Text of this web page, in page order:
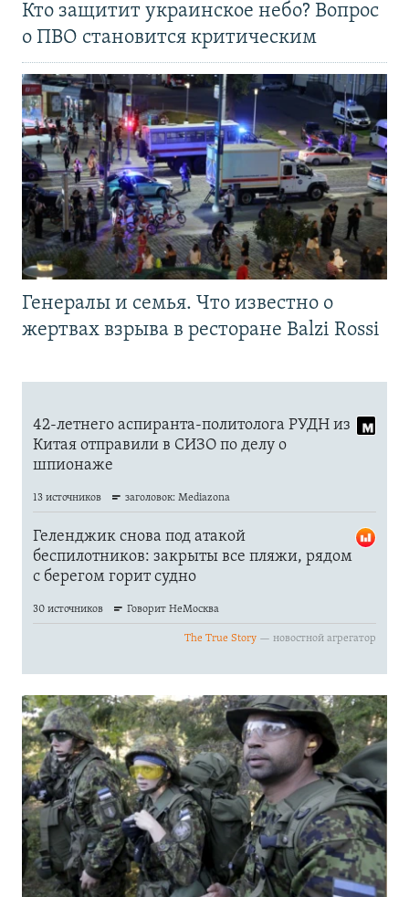
Кто защитит украинское небо? Вопрос
о ПВО становится критическим
Генералы и семья. Что известно о
жертвах взрыва в ресторане Balzi Rossi